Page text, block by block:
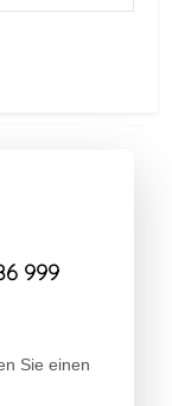
999
Sie einen